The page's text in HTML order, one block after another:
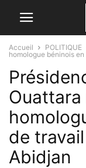
Accueil POLITIQUE
homologue béninois
de
Abidjan